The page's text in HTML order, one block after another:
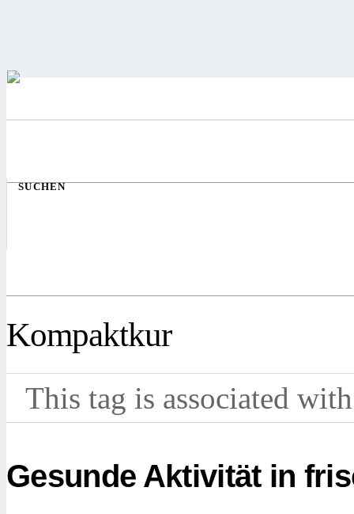
SUCHEN
Kompaktkur
This tag is associated
Gesunde Aktivität in